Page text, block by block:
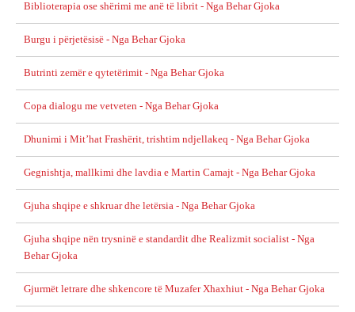
Biblioterapia ose shërimi me anë të librit - Nga Behar Gjoka
Burgu i përjetësisë - Nga Behar Gjoka
Butrinti zemër e qytetërimit - Nga Behar Gjoka
Copa dialogu me vetveten - Nga Behar Gjoka
Dhunimi i Mit’hat Frashërit, trishtim ndjellakeq - Nga Behar Gjoka
Gegnishtja, mallkimi dhe lavdia e Martin Camajt - Nga Behar Gjoka
Gjuha shqipe e shkruar dhe letërsia - Nga Behar Gjoka
Gjuha shqipe nën trysninë e standardit dhe Realizmit socialist - Nga
Behar Gjoka
Gjurmët letrare dhe shkencore të Muzafer Xhaxhiut - Nga Behar Gjoka